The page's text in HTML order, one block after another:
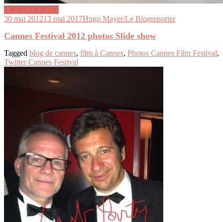
#CANNES 2012
30 mai 201213 mai 2017Hugo Mayer/Le Blogreporter
Cannes Festival 2012 photos Slide show
Tagged blog de cannes, film à Cannes, Photos Cannes Film Festival,
Twitter Cannes Festival